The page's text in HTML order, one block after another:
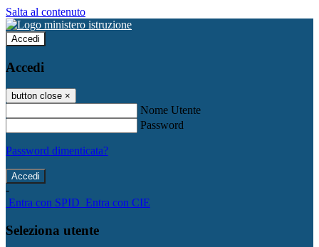
Salta al contenuto
Accedi
Accedi
button close ×
Nome Utente
Password
Password dimenticata?
-
Entra con SPID Entra con CIE
Seleziona utente